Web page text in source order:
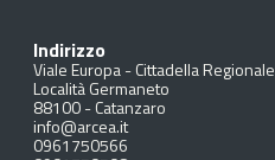
Indirizzo
Viale Europa - Cittadella Regionale
Località Germaneto
88100-Catanzaro
info@arcea.it
0961750566